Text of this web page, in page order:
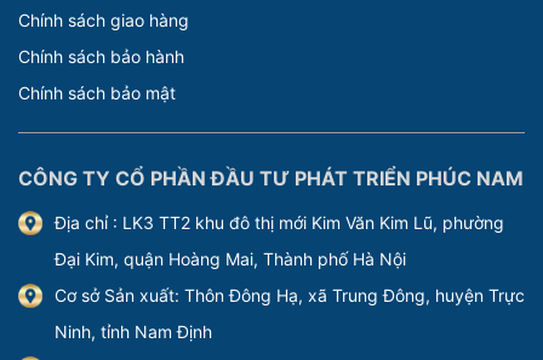
Chính sách giao hàng
Chính sách bảo hành
Chính sách bảo mật
CÔNG TY CỔ PHẦN ĐẦU TƯ PHÁT TRIỂN PHÚC NAM
Địa chỉ : LK3 TT2 khu đô thị mới Kim Văn Kim Lũ, phường
Đại Kim, quận Hoàng Mai, Thành phố Hà Nội
Cơ sở Sản xuất: Thôn Đông Hạ, xã Trung Đông, huyện Trực
Ninh, tỉnh Nam Định